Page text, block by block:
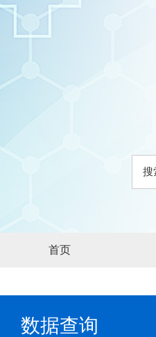
首页
数据查询